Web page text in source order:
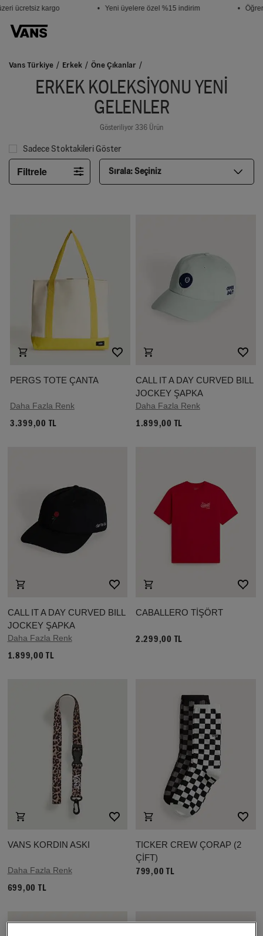
ücretsiz kargo • Yeni üyelere özel %15 indirim •
Vans Türkiye Erkek Öne Çıkanlar
ERKEK KOLEKSIYONU YENI
GELENLER
Gösteriliyor 336 Ürün
Sadece Stoktakileri Göster
Filtrele Sırala:Seçiniz
PERGS TOTE ÇANTA
Daha Fazla Renk
3.399,00 TL
CALL IT A DAY CURVED BILL
JOCKEY ŞAPKA
Daha Fazla Renk
1.899,00 TL
CALL IT A DAY CURVED BILL
JOCKEY ŞAPKA
Daha Fazla Renk
1.899,00 TL
CABALLERO TİŞÖRT
2.299,00 TL
VANS KORDIN ASKI
Daha Fazla Renk
699,00 TL
TICKER CREW ÇORAP (2
ÇİFT)
799,00 TL